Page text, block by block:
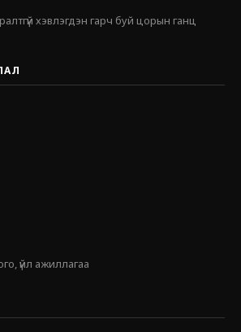
хэвлэгдэн гарч буй цорын ганц
үйл ажиллагаа